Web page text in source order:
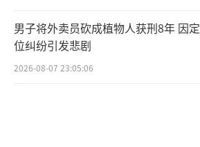
男子将外卖员砍成植物人获刑8年 因定
位纠纷引发悲剧
2026-08-07 23:05:06